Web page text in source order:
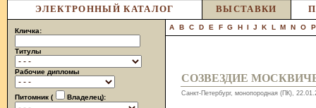
ЭЛЕКТРОННЫЙ КАТАЛОГ ВЫСТАВКИ
Кличка:
Титулы
Рабочие дипломы
Питомник ( Владелец):
A B C D E F G H I J K L M N O P
СОЗВЕЗДИЕ
Санкт-Петербург, монопородная (ПК),